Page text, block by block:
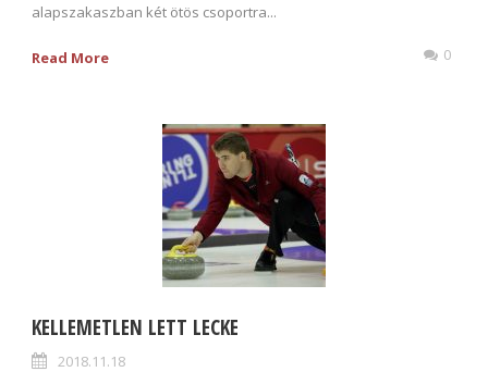
alapszakaszban két ötös csoportra...
Read More 0
KELLEMETLEN LETT LECKE
2018.11.18